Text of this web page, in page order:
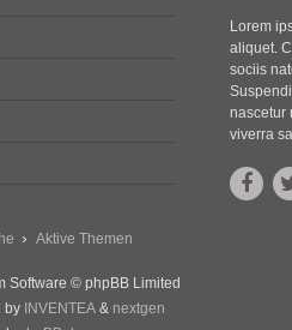
Lorem
aliquet.
sociis
nascetur
viverra
Aktive Themen
Software © phpBB Limited
by INVENTEA & nextgen